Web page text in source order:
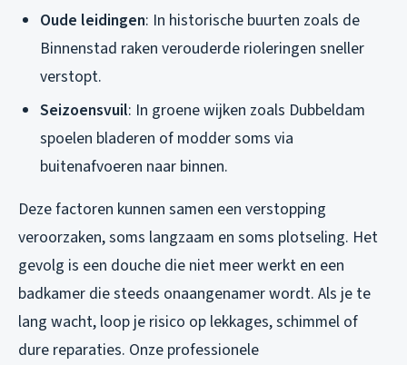
Oude leidingen: In historische buurten zoals de
Binnenstad raken verouderde rioleringen sneller
verstopt.
Seizoensvuil: In groene wijken zoals Dubbeldam
spoelen bladeren of modder soms via
buitenafvoeren naar binnen.
Deze factoren kunnen samen een verstopping
veroorzaken, soms langzaam en soms plotseling. Het
gevolg is een douche die niet meer werkt en een
badkamer die steeds onaangenamer wordt. Als je te
lang wacht, loop je risico op lekkages, schimmel of
dure reparaties. Onze professionele